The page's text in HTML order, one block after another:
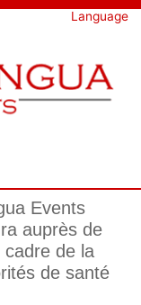
Language
Events
auprès de
cadre de la
de santé